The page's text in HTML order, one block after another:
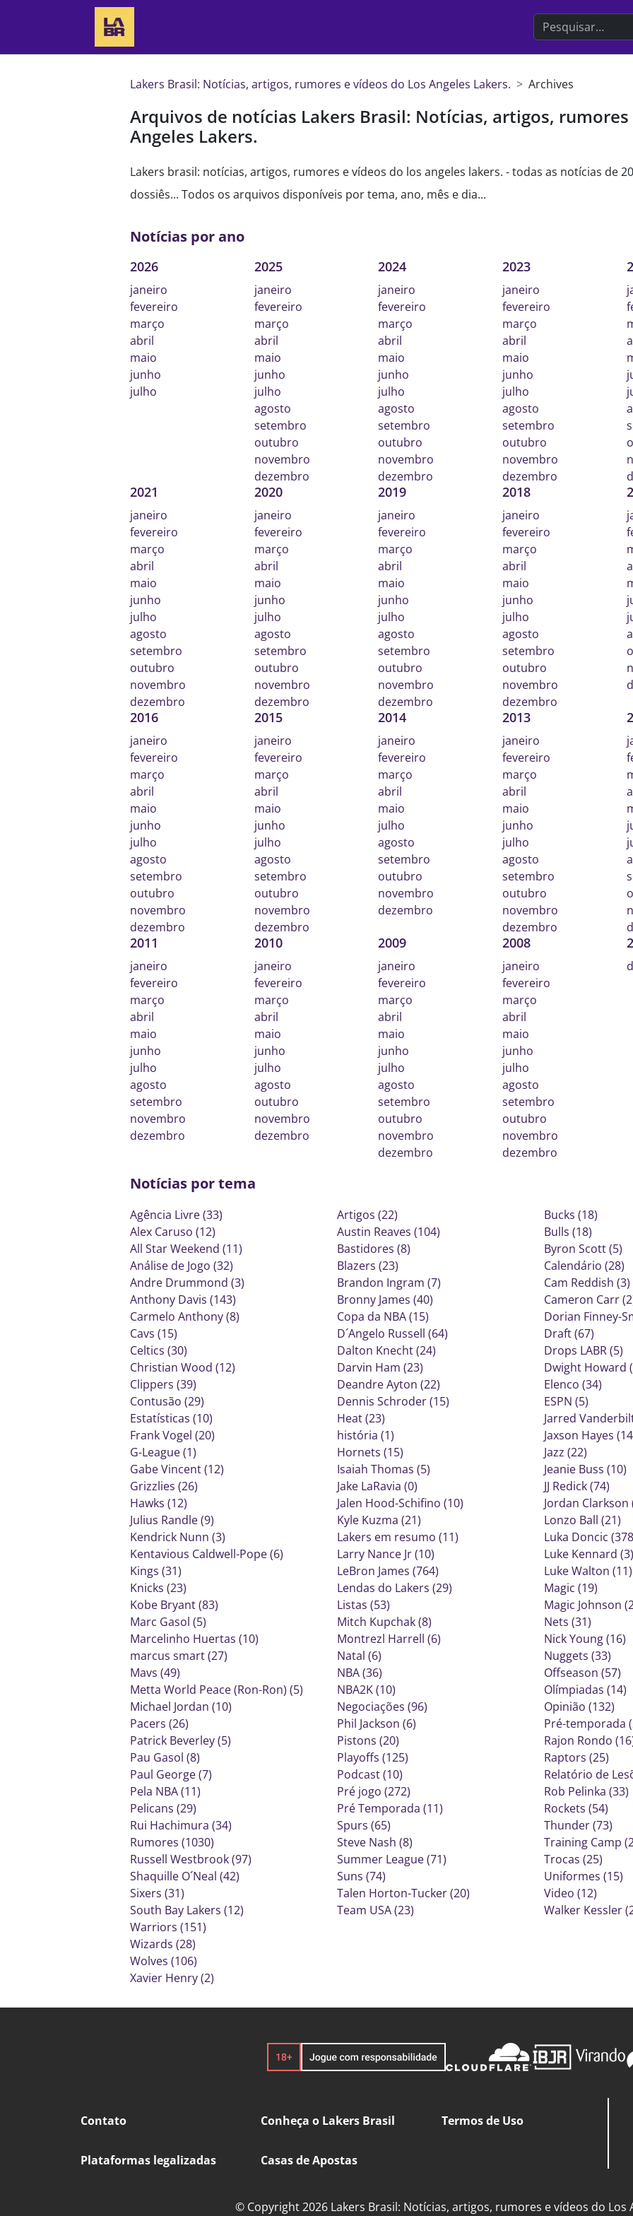
Search the website
Lakers Brasil: Notícias, artigos, rumores e vídeos do Los Angeles Lakers. Archives
Arquivos de notícias Lakers Brasil: Notícias, artigos, rumores
Angeles Lakers.
Lakers brasil: notícias, artigos, rumores e vídeos do los angeles lakers. - todas as notícias de
dossiês... Todos os arquivos disponíveis por tema, ano, mês e dia...
Notícias por ano
2026
janeiro
fevereiro
março
abril
maio
junho
julho
2025
janeiro
fevereiro
março
abril
maio
junho
julho
agosto
setembro
outubro
novembro
dezembro
2024
janeiro
fevereiro
março
abril
maio
junho
julho
agosto
setembro
outubro
novembro
dezembro
2023
janeiro
fevereiro
março
abril
maio
junho
julho
agosto
setembro
outubro
novembro
dezembro
2021
janeiro
fevereiro
março
abril
maio
junho
julho
agosto
setembro
outubro
novembro
dezembro
2020
janeiro
fevereiro
março
abril
maio
junho
julho
agosto
setembro
outubro
novembro
dezembro
2019
janeiro
fevereiro
março
abril
maio
junho
julho
agosto
setembro
outubro
novembro
dezembro
2018
janeiro
fevereiro
março
abril
maio
junho
julho
agosto
setembro
outubro
novembro
dezembro
2016
janeiro
fevereiro
março
abril
maio
junho
julho
agosto
setembro
outubro
novembro
dezembro
2015
janeiro
fevereiro
março
abril
maio
junho
julho
agosto
setembro
outubro
novembro
dezembro
2014
janeiro
fevereiro
março
abril
maio
julho
agosto
setembro
outubro
novembro
dezembro
2013
janeiro
fevereiro
março
abril
maio
junho
julho
agosto
setembro
outubro
novembro
dezembro
2011
janeiro
fevereiro
março
abril
maio
junho
julho
agosto
setembro
novembro
dezembro
2010
janeiro
fevereiro
março
abril
maio
junho
julho
agosto
outubro
novembro
dezembro
2009
janeiro
fevereiro
março
abril
maio
junho
julho
agosto
setembro
outubro
novembro
dezembro
2008
janeiro
fevereiro
março
abril
maio
junho
julho
agosto
setembro
outubro
novembro
dezembro
Notícias por tema
Agência Livre (33)
Alex Caruso (12)
All Star Weekend (11)
Análise de Jogo (32)
Andre Drummond (3)
Anthony Davis (143)
Artigos (22)
Austin Reaves (104)
Bastidores (8)
Blazers (23)
Brandon Ingram (7)
Bronny James (40)
Bucks (18)
Bulls (18)
Byron Scott (5)
Calendário (28)
Cam Reddish (3)
Cameron Carr
Carmelo Anthony (8)
Cavs (15)
Celtics (30)
Christian Wood (12)
Clippers (39)
Contusão (29)
Copa da NBA (15)
D´Angelo Russell (64)
Dalton Knecht (24)
Darvin Ham (23)
Deandre Ayton (22)
Dennis Schroder (15)
Dorian Finney-
Draft (67)
Drops LABR (5)
Dwight Howard
Elenco (34)
ESPN (5)
Estatísticas (10)
Frank Vogel (20)
G-League (1)
Gabe Vincent (12)
Grizzlies (26)
Hawks (12)
Heat (23)
história (1)
Hornets (15)
Isaiah Thomas (5)
Jake LaRavia (0)
Jalen Hood-Schifino (10)
Jarred
Jaxson Hayes
Jazz (22)
Jeanie Buss (10)
JJ Redick (74)
Jordan Clarkson
Julius Randle (9)
Kendrick Nunn (3)
Kentavious Caldwell-Pope (6)
Kings (31)
Knicks (23)
Kobe Bryant (83)
Kyle Kuzma (21)
Lakers em resumo (11)
Larry Nance Jr (10)
LeBron James (764)
Lendas do Lakers (29)
Listas (53)
Lonzo Ball (21)
Luka Doncic
Luke Kennard (3)
Luke Walton (11)
Magic (19)
Magic Johnson
Marc Gasol (5)
Marcelinho Huertas (10)
marcus smart (27)
Mavs (49)
Metta World Peace (Ron-Ron) (5)
Michael Jordan (10)
Mitch Kupchak (8)
Montrezl Harrell (6)
Natal (6)
NBA (36)
NBA2K (10)
Negociações (96)
Nets (31)
Nick Young (16)
Nuggets (33)
Offseason (57)
Olímpiadas (14)
Opinião (132)
Pacers (26)
Patrick Beverley (5)
Pau Gasol (8)
Paul George (7)
Pela NBA (11)
Pelicans (29)
Phil Jackson (6)
Pistons (20)
Playoffs (125)
Podcast (10)
Pré jogo (272)
Pré Temporada (11)
Pré-temporada
Rajon Rondo
Raptors (25)
Relatório de
Rob Pelinka (33)
Rockets (54)
Rui Hachimura (34)
Rumores (1030)
Russell Westbrook (97)
Shaquille O´Neal (42)
Sixers (31)
South Bay Lakers (12)
Spurs (65)
Steve Nash (8)
Summer League (71)
Suns (74)
Talen Horton-Tucker (20)
Team USA (23)
Thunder (73)
Training Camp
Trocas (25)
Uniformes (15)
Video (12)
Walker Kessler
Warriors (151)
Wizards (28)
Wolves (106)
Xavier Henry (2)
Contato Conheça o Lakers Brasil Termos de Uso
Plataformas legalizadas Casas de Apostas
© Copyright 2026 Lakers Brasil: Notícias, artigos, rumores e vídeos do Los